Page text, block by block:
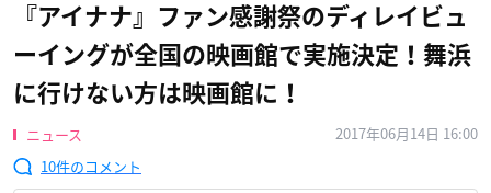
『アイナナ』ファン感謝祭のディレイビュ
ーイングが全国の映画館で実施決定！舞浜
に行けない方は映画館に！
ニュース
2017年06月14日 16:00
10